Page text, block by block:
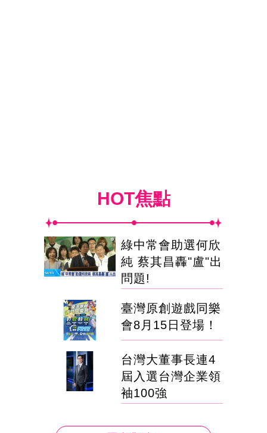
HOT焦點
綠中常會助選何欣
純 蔡其昌轟"盧"出
問題!
臺灣原創遊戲同樂
會8月15日登場！
台灣大董事長連4
屆入選台灣企業領
袖100強